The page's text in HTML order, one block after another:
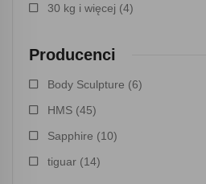
30 kg i więcej (4)
Producenci
Body Sculpture (6)
HMS (45)
Sapphire (10)
tiguar (14)